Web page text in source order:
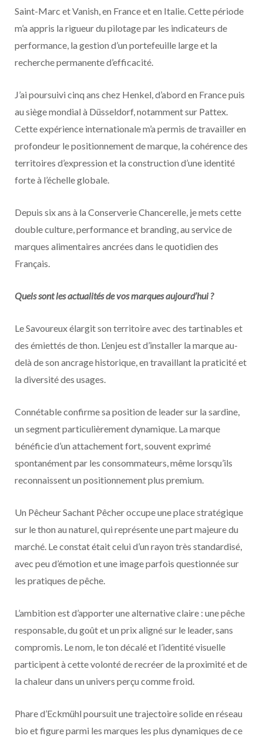
Saint-Marc et Vanish, en France et en Italie. Cette période
m’a appris la rigueur du pilotage par les indicateurs de
performance, la gestion d’un portefeuille large et la
recherche permanente d’efficacité.
J’ai poursuivi cinq ans chez Henkel, d’abord en France puis
au siège mondial à Düsseldorf, notamment sur Pattex.
Cette expérience internationale m’a permis de travailler en
profondeur le positionnement de marque, la cohérence des
territoires d’expression et la construction d’une identité
forte à l’échelle globale.
Depuis six ans à la Conserverie Chancerelle, je mets cette
double culture, performance et branding, au service de
marques alimentaires ancrées dans le quotidien des
Français.
Quels sont les actualités de vos marques aujourd’hui ?
Le Savoureux élargit son territoire avec des tartinables et
des émiettés de thon. L’enjeu est d’installer la marque au-
delà de son ancrage historique, en travaillant la praticité et
la diversité des usages.
Connétable confirme sa position de leader sur la sardine,
un segment particulièrement dynamique. La marque
bénéficie d’un attachement fort, souvent exprimé
spontanément par les consommateurs, même lorsqu’ils
reconnaissent un positionnement plus premium.
Un Pêcheur Sachant Pêcher occupe une place stratégique
sur le thon au naturel, qui représente une part majeure du
marché. Le constat était celui d’un rayon très standardisé,
avec peu d’émotion et une image parfois questionnée sur
les pratiques de pêche.
L’ambition est d’apporter une alternative claire : une pêche
responsable, du goût et un prix aligné sur le leader, sans
compromis. Le nom, le ton décalé et l’identité visuelle
participent à cette volonté de recréer de la proximité et de
la chaleur dans un univers perçu comme froid.
Phare d’Eckmühl poursuit une trajectoire solide en réseau
bio et figure parmi les marques les plus dynamiques de ce